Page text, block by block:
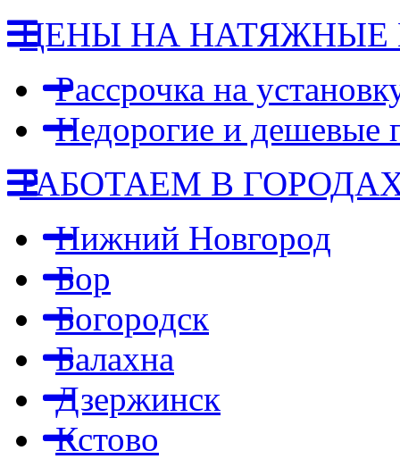
ЦЕНЫ НА НАТЯЖНЫЕ
Рассрочка на
Недорогие и дешевые
РАБОТАЕМ В
Нижний Новгород
Бор
Богородск
Балахна
Дзержинск
Кстово